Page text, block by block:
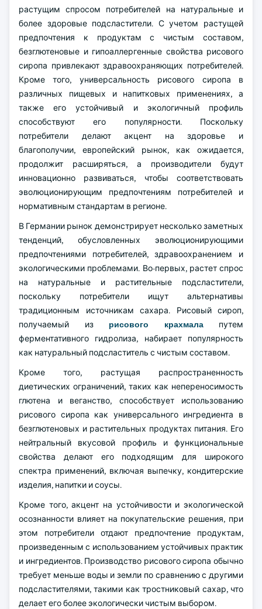
растущим спросом потребителей на натуральные и
более здоровые подсластители. С учетом растущей
предпочтения к продуктам с чистым составом,
безглютеновые и гипоаллергенные свойства рисового
сиропа привлекают здравоохраняющих потребителей.
Кроме того, универсальность рисового сиропа в
различных пищевых и напитковых применениях, а
также его устойчивый и экологичный профиль
способствуют его популярности. Поскольку
потребители делают акцент на здоровье и
благополучии, европейский рынок, как ожидается,
продолжит расширяться, а производители будут
инновационно развиваться, чтобы соответствовать
эволюционирующим предпочтениям потребителей и
нормативным стандартам в регионе.
В Германии рынок демонстрирует несколько заметных
тенденций, обусловленных эволюционирующими
предпочтениями потребителей, здравоохранением и
экологическими проблемами. Во-первых, растет спрос
на натуральные и растительные подсластители,
поскольку потребители ищут альтернативы
традиционным источникам сахара. Рисовый сироп,
получаемый из рисового крахмалапутем
ферментативного гидролиза, набирает популярность
как натуральный подсластитель с чистым составом.
Кроме того, растущая распространенность
диетических ограничений, таких как непереносимость
глютена и веганство, способствует использованию
рисового сиропа как универсального ингредиента в
безглютеновых и растительных продуктах питания. Его
нейтральный вкусовой профиль и функциональные
свойства делают его подходящим для широкого
спектра применений, включая выпечку, кондитерские
изделия, напитки и соусы.
Кроме того, акцент на устойчивости и экологической
осознанности влияет на покупательские решения, при
этом потребители отдают предпочтение продуктам,
произведенным с использованием устойчивых практик
и ингредиентов. Производство рисового сиропа обычно
требует меньше воды и земли по сравнению с другими
подсластителями, такими как тростниковый сахар, что
делает его более экологически чистым выбором.